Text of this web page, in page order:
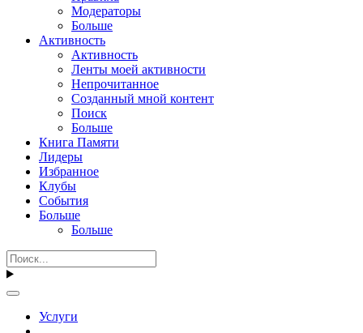
Модераторы
Больше
Активность
Активность
Ленты моей активности
Непрочитанное
Созданный мной контент
Поиск
Больше
Книга Памяти
Лидеры
Избранное
Клубы
События
Больше
Больше
Услуги